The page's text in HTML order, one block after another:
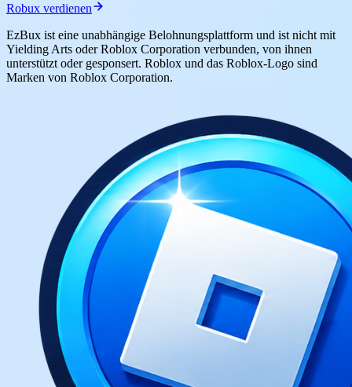
Robux verdienen
EzBux ist eine unabhängige Belohnungsplattform und ist nicht mit
Yielding Arts oder Roblox Corporation verbunden, von ihnen
unterstützt oder gesponsert. Roblox und das Roblox-Logo sind
Marken von Roblox Corporation.